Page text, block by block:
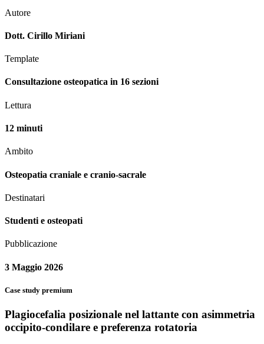
Autore
Dott. Cirillo Miriani
Template
Consultazione osteopatica in 16 sezioni
Lettura
12 minuti
Ambito
Osteopatia craniale e cranio-sacrale
Destinatari
Studenti e osteopati
Pubblicazione
3 Maggio 2026
Case study premium
Plagiocefalia posizionale nel lattante con asimmetria
occipito-condilare e preferenza rotatoria